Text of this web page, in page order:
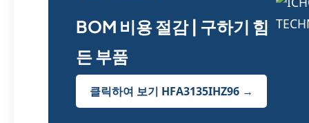
BOM 비용 절감 | 구하기 힘
든 부품
클릭하여 보기 HFA3135IHZ96 →